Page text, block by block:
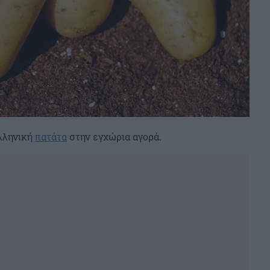
πατάτα στην εγχώρια αγορά.